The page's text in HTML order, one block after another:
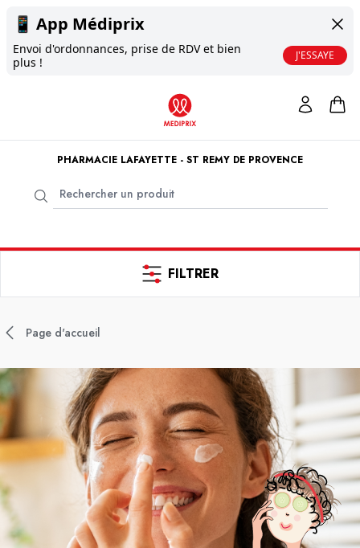
📱 App Médiprix
Envoi d'ordonnances, prise de RDV et bien
plus !
J'ESSAYE
PHARMACIE LAFAYETTE - ST REMY DE PROVENCE
FILTRER
Page d'accueil